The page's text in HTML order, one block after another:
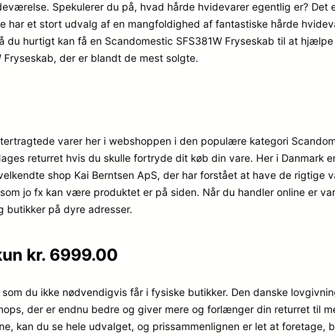
Spekulerer du på, hvad hårde hvidevarer egentlig er? Det
har et stort udvalg af en mangfoldighed af fantastiske hårde
hurtigt kan få en Scandomestic SFS381W Fryseskab til at
der er blandt de mest solgte.
varer her i webshoppen i den populære kategori
returret hvis du skulle fortryde dit køb din vare. Her i Danmark
shop Kai Berntsen ApS, der har forstået at have de rigtige
jo fx kan være produktet er på siden. Når du handler online er
butikker på dyre adresser.
kr. 6999.00
du ikke nødvendigvis får i fysiske butikker. Den danske
der er endnu bedre og giver mere og forlænger din returret til
kan du se hele udvalget, og prissammenlignen er let at foretage,